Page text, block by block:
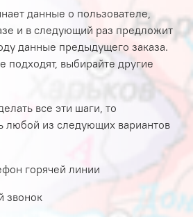
данные о пользователе,
и в следующий раз предложит
данные предыдущего заказа.
подходят, выбирайте другие
все эти шаги, то
любой из следующих вариантов
горячей линии
звонок